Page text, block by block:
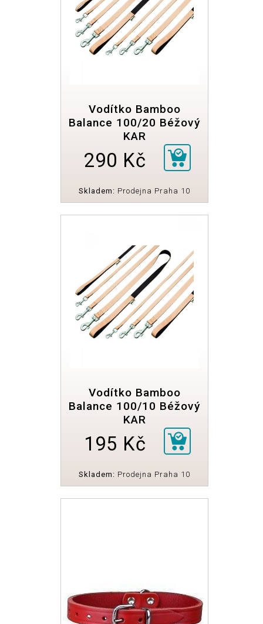
Vodítko Bamboo
Balance 100/20 Béžový
KAR
290 Kč
Skladem: Prodejna Praha 10
Vodítko Bamboo
Balance 100/10 Béžový
KAR
195 Kč
Skladem: Prodejna Praha 10